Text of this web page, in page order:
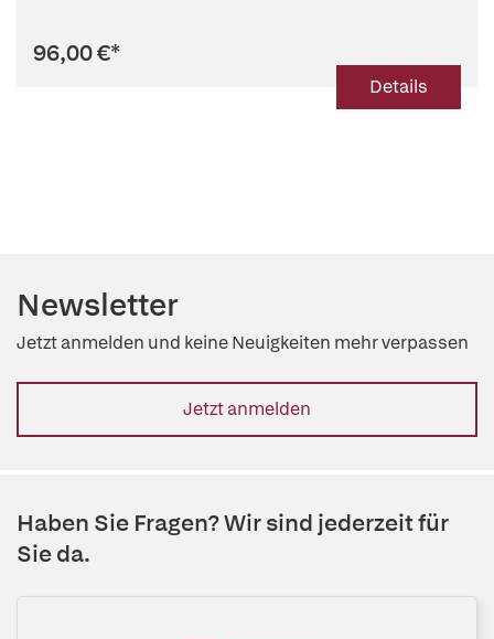
96,00 €*
Details
Newsletter
Jetzt anmelden und keine Neuigkeiten mehr verpassen
Jetzt anmelden
Haben Sie Fragen? Wir sind jederzeit für
Sie da.